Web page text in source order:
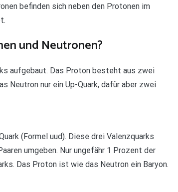
befinden sich neben den Protonen im
und Neutronen?
aufgebaut. Das Proton besteht aus zwei
Neutron nur ein Up-Quark, dafür aber zwei
(Formel uud). Diese drei Valenzquarks
umgeben. Nur ungefähr 1 Prozent der
Das Proton ist wie das Neutron ein Baryon.